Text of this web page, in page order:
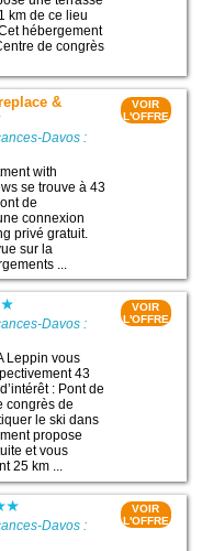
km de ce lieu
hébergement
de congrès
&
Davos :
with
se trouve à 43
de
connexion
privé gratuit.
sur la
...
VOIR
L'OFFRE
Davos :
Leppin vous
43
: Pont de
congrès de
le ski dans
propose
et vous
25 km ...
VOIR
L'OFFRE
Davos :
VOIR
L'OFFRE